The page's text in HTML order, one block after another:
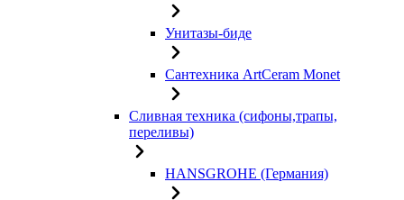
Унитазы-биде
Сантехника ArtCeram Monet
Сливная техника (сифоны,трапы,
переливы)
HANSGROHE (Германия)